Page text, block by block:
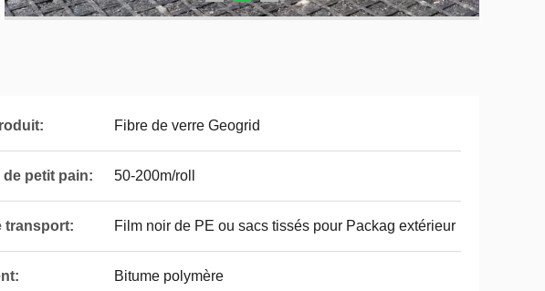
Fibre de verre Geogrid
petit pain: 50-200m/roll
transport: Film noir de PE ou sacs tissés pour Packag extérieur
Bitume polymère